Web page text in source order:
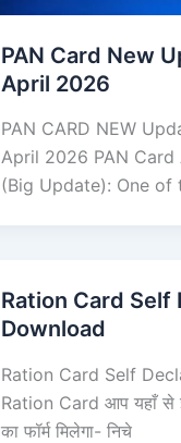
PAN Card New
April 2026
PAN CARD NEW
April 2026 PAN Card
(Big Update): One of
Ration Card Self
Download
Ration Card Self
Ration Card आप यहाँ से
का फॉर्म मिलेगा- निचे